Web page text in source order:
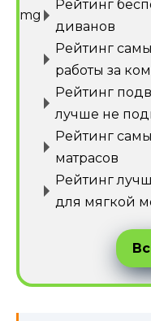
Рейтинг
диванов
Рейтинг
работы за
Рейтинг
лучше не
Рейтинг
матрасов
Рейтинг
для мягкой